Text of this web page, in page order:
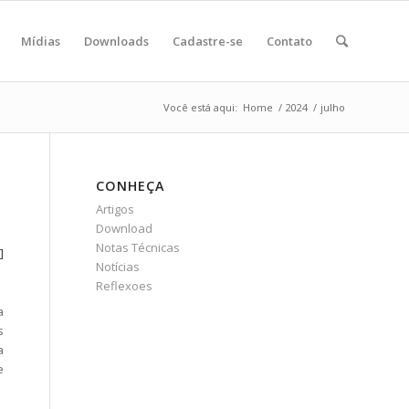
Mídias Downloads Cadastre-se Contato
Você está aqui: Home / 2024 / julho
CONHEÇA
Artigos
Download
Notas Técnicas
Notícias
Reflexoes